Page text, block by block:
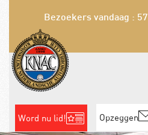
Bezoekers vandaag : 57
Word nu lid! Opzeggen